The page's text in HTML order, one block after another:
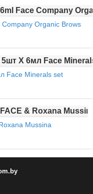
Organic Brows
Face Minerals set
Mussina